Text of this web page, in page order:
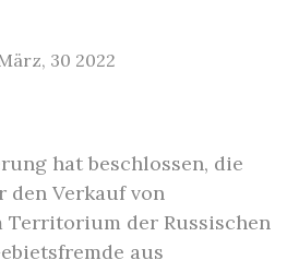
30 2022
hat beschlossen, die
den Verkauf von
Territorium der Russischen
aus